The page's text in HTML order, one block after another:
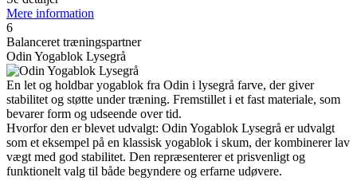
Mere information
6
Balanceret træningspartner
Odin Yogablok Lysegrå
En let og holdbar yogablok fra Odin i lysegrå farve, der giver
stabilitet og støtte under træning. Fremstillet i et fast materiale, som
bevarer form og udseende over tid.
Hvorfor den er blevet udvalgt: Odin Yogablok Lysegrå er udvalgt
som et eksempel på en klassisk yogablok i skum, der kombinerer lav
vægt med god stabilitet. Den repræsenterer et prisvenligt og
funktionelt valg til både begyndere og erfarne udøvere.